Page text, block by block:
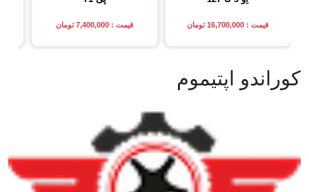
قیمت : 16,700,000 تومان قیمت : 7,400,000 تومان
کوراندو اپتیموم